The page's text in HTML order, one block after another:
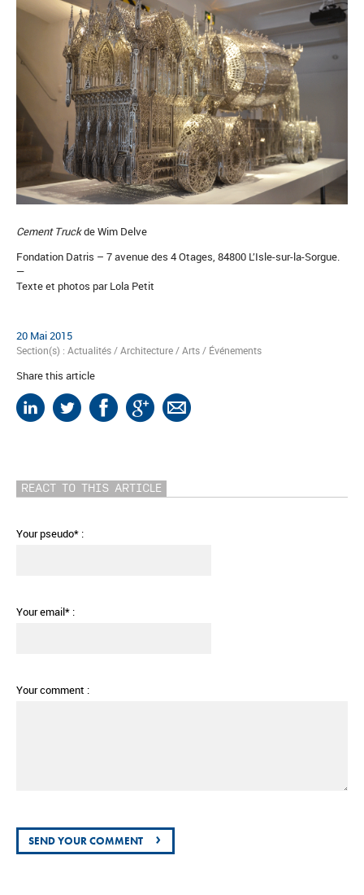
Cement Truckde Wim Delve
Fondation Datris – 7 avenue des 4 Otages, 84800 L’Isle-sur-la-Sorgue.
—
Texte et photos par Lola Petit
20 Mai 2015
Section(s) : Actualités / Architecture / Arts / Événements
Share this article
REACT TO THIS ARTICLE
Your pseudo* :
Your email* :
Your comment :
›
SEND YOUR COMMENT